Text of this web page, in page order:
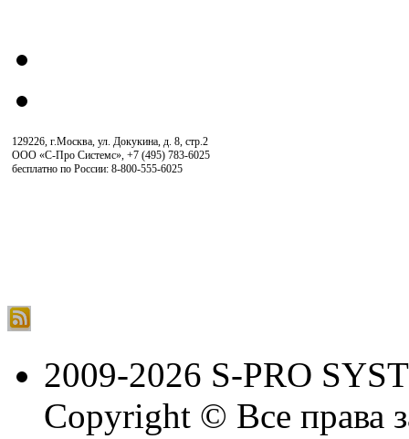
129226, г.Москва, ул. Докукина, д. 8, стр.2
ООО «С-Про Системс», +7 (495) 783-6025
бесплатно по России: 8-800-555-6025
2009-2026 S-PRO
Copyright © Все права